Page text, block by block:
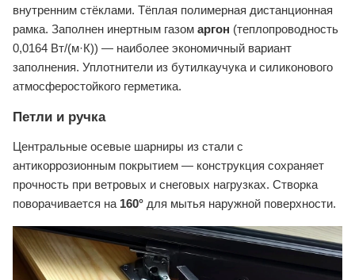
внутренним стёклами. Тёплая полимерная дистанционная
рамка. Заполнен инертным газом аргон (теплопроводность
0,0164 Вт/(м·К)) — наиболее экономичный вариант
заполнения. Уплотнители из бутилкаучука и силиконового
атмосферостойкого герметика.
Петли и ручка
Центральные осевые шарниры из стали с
антикоррозионным покрытием — конструкция сохраняет
прочность при ветровых и снеговых нагрузках. Створка
поворачивается на 160° для мытья наружной поверхности.